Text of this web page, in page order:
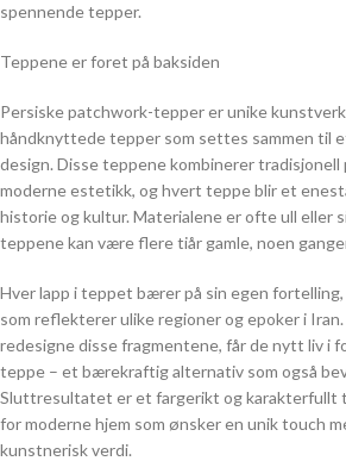
spennende tepper.
Teppene er foret på baksiden
Persiske patchwork-tepper er unike
håndknyttede tepper som settes sammen til
design. Disse teppene kombinerer tradisjonell
moderne estetikk, og hvert teppe blir et
historie og kultur. Materialene er ofte ull eller
teppene kan være flere tiår gamle, noen
Hver lapp i teppet bærer på sin egen
som reflekterer ulike regioner og epoker i
redesigne disse fragmentene, får de nytt liv i
teppe – et bærekraftig alternativ som også
Sluttresultatet er et fargerikt og karakterfullt
for moderne hjem som ønsker en unik touch
kunstnerisk verdi.